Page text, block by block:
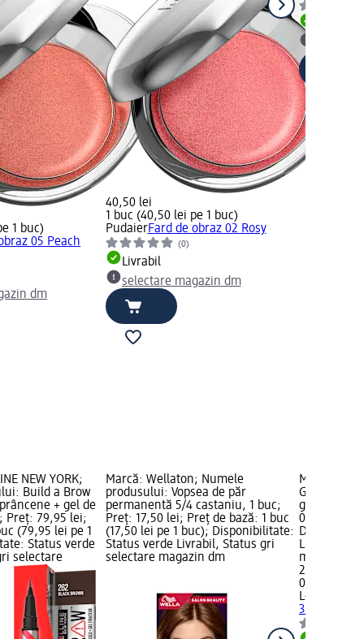
1 buc)
05 Peach
dm
40,50 lei
1 buc (40,50 lei pe 1 buc)
PudaierFard de obraz 02 Rosy
(0)
Livrabil
selectare magazin dm
NEW YORK;
Build a Brow
+ gel de
Preț: 79,95 lei;
(79,95 lei pe 1
Status verde
selectare
Marcă: Wellaton; Numele
produsului: Vopsea de păr
permanentă 5/4 castaniu, 1 buc;
Preț: 17,50 lei; Preț de bază: 1 buc
(17,50 lei pe 1 buc); Disponibilitate:
Status verde Livrabil, Status gri
selectare magazin dm
Marcă:
Granola cu
g; Preț:
0,35 Kg
Livrabil,
magazin
25,00 lei
0,35 Kg
Lök
350 g